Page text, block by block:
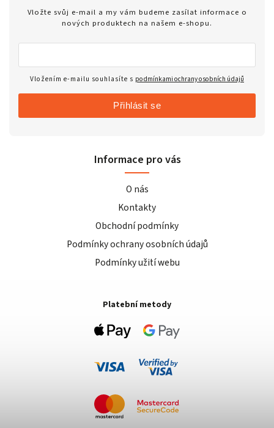
Vložte svůj e-mail a my vám budeme zasílat informace o
nových produktech na našem e-shopu.
Vložením e-mailu souhlasíte s podmínkami ochrany osobních údajů
Přihlásit se
Informace pro vás
O nás
Kontakty
Obchodní podmínky
Podmínky ochrany osobních údajů
Podmínky užití webu
Platební metody